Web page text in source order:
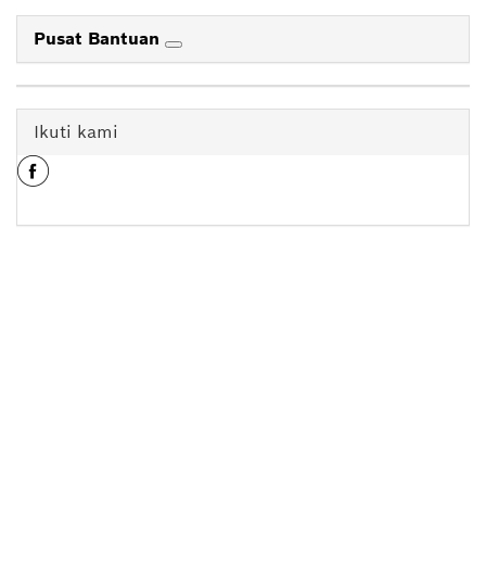
Pusat Bantuan
Ikuti kami